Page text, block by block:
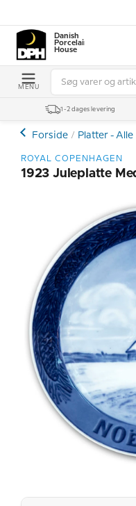
Danish
Porcelain
House
MENU
1-2 dages levering
Forside Platter - Alle
ROYAL COPENHAGEN
1923 Juleplatte